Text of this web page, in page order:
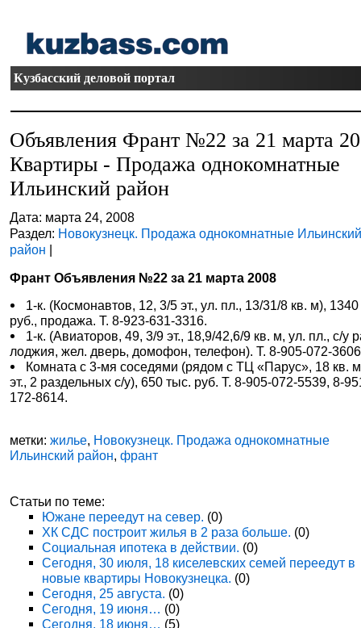
Кузбасский деловой портал
Объявления Франт №22 за 21 марта
Квартиры - Продажа однокомнатные
Ильинский район
Дата: марта 24, 2008
Раздел: Новокузнецк. Продажа однокомнатные
район |
Франт Объявления №22 за 21 марта 2008
1-к. (Космонавтов, 12, 3/5 эт., ул. пл., 13/31/8 кв. м),
руб., продажа. Т. 8-923-631-3316.
1-к. (Авиаторов, 49, 3/9 эт., 18,9/42,6/9 кв. м, ул. пл., с/у
лоджия, жел. дверь, домофон, телефон). Т. 8-905-072-
Комната с 3-мя соседями (рядом с ТЦ «Парус», 18 кв.
эт., 2 раздельных с/у), 650 тыс. руб. Т. 8-905-072-5539, 8-
172-8614.
метки:жилье, Новокузнецк. Продажа однокомнатные
Ильинский район,франт
Статьи по теме:
Южане переедут на север. (0)
ХК СДС построит жилья в 2 раза больше. (0)
Социальная ипотека в действии. (0)
Сегодня, 30 июля, 18 киселевских семей переедут в
новые квартиры Новокузнецка. (0)
Сегодня, 25 августа. (0)
Сегодня, 19 июня… (0)
Сегодня, 18 июня… (5)